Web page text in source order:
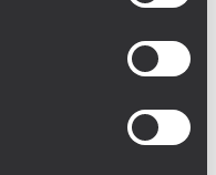
einem Stück und
Polyethylen
und besitzt ein